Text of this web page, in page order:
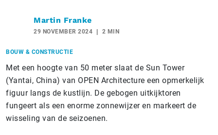
Martin Franke
29 NOVEMBER 2024 2 MIN
BOUW & CONSTRUCTIE
Met een hoogte van 50 meter slaat de Sun Tower
(Yantai, China) van OPEN Architecture een opmerkelijk
figuur langs de kustlijn. De gebogen uitkijktoren
fungeert als een enorme zonnewijzer en markeert de
wisseling van de seizoenen.